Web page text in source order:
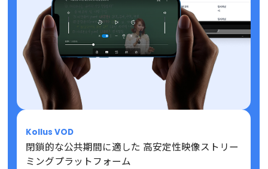
Kollus VOD
閉鎖的な公共期間に適した 高安定性映像ストリー
ミングプラットフォーム